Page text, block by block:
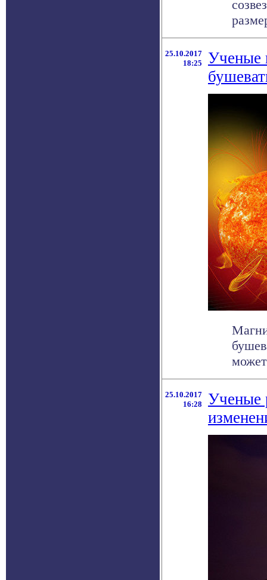
25.10.2017
18:25
Ученые
25.10.2017
16:28
Ученые